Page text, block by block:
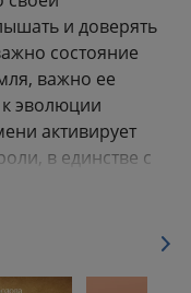
и доверять
состояние
важно ее
эволюции
активирует
в единстве с